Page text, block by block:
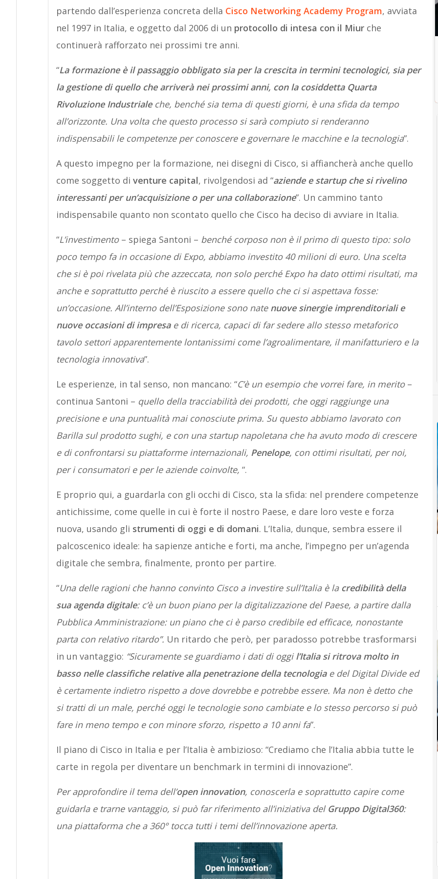
partendo dall’esperienza concreta della Cisco Networking Academy Program, avviata
nel 1997 in Italia, e oggetto dal 2006 di un protocollo di intesa con il Miurche
continuerà rafforzato nei prossimi tre anni.
“La formazione è il passaggio obbligato sia per la crescita in termini tecnologici, sia per
la gestione di quello che arriverà nei prossimi anni, con la cosiddetta Quarta
Rivoluzione Industriale che, benché sia tema di questi giorni, è una sfida da tempo
all’orizzonte. Una volta che questo processo si sarà compiuto si renderanno
indispensabili le competenze per conoscere e governare le macchine e la tecnologia”.
A questo impegno per la formazione, nei disegni di Cisco, si affiancherà anche quello
come soggetto di venture capital, rivolgendosi ad “aziende e startup che si rivelino
interessanti per un’acquisizione o per una collaborazione”. Un cammino tanto
indispensabile quanto non scontato quello che Cisco ha deciso di avviare in Italia.
“L’investimento– spiega Santoni – benché corposo non è il primo di questo tipo: solo
poco tempo fa in occasione di Expo, abbiamo investito 40 milioni di euro. Una scelta
che si è poi rivelata più che azzeccata, non solo perché Expo ha dato ottimi risultati, ma
anche e soprattutto perché è riuscito a essere quello che ci si aspettava fosse:
un’occasione. All’interno dell’Esposizione sono nate nuove sinergie imprenditoriali e
nuove occasioni di impresa e di ricerca, capaci di far sedere allo stesso metaforico
tavolo settori apparentemente lontanissimi come l’agroalimentare, il manifatturiero e la
tecnologia innovativa”.
Le esperienze, in tal senso, non mancano: “C’è un esempio che vorrei fare, in merito –
continua Santoni – quello della tracciabilità dei prodotti, che oggi raggiunge una
precisione e una puntualità mai conosciute prima. Su questo abbiamo lavorato con
Barilla sul prodotto sughi, e con una startup napoletana che ha avuto modo di crescere
e di confrontarsi su piattaforme internazionali, Penelope, con ottimi risultati, per noi,
per i consumatori e per le aziende coinvolte, “.
E proprio qui, a guardarla con gli occhi di Cisco, sta la sfida: nel prendere competenze
antichissime, come quelle in cui è forte il nostro Paese, e dare loro veste e forza
nuova, usando gli strumenti di oggi e di domani. L’Italia, dunque, sembra essere il
palcoscenico ideale: ha sapienze antiche e forti, ma anche, l’impegno per un’agenda
digitale che sembra, finalmente, pronto per partire.
“Una delle ragioni che hanno convinto Cisco a investire sull’Italia è la credibilità della
sua agenda digitale: c’è un buon piano per la digitalizzazione del Paese, a partire dalla
Pubblica Amministrazione: un piano che ci è parso credibile ed efficace, nonostante
parta con relativo ritardo”. Un ritardo che però, per paradosso potrebbe trasformarsi
in un vantaggio: “Sicuramente se guardiamo i dati di oggil’Italia si ritrova molto in
basso nelle classifiche relative alla penetrazione della tecnologiae del Digital Divide ed
è certamente indietro rispetto a dove dovrebbe e potrebbe essere. Ma non è detto che
si tratti di un male, perché oggi le tecnologie sono cambiate e lo stesso percorso si può
fare in meno tempo e con minore sforzo, rispetto a 10 anni fa”.
Il piano di Cisco in Italia e per l’Italia è ambizioso: “Crediamo che l’Italia abbia tutte le
carte in regola per diventare un benchmark in termini di innovazione”.
Per approfondire il tema dell’open innovation, conoscerla e soprattutto capire come
guidarla e trarne vantaggio, si può far riferimento all’iniziativa del Gruppo Digital360:
una piattaforma che a 360° tocca tutti i temi dell’innovazione aperta.